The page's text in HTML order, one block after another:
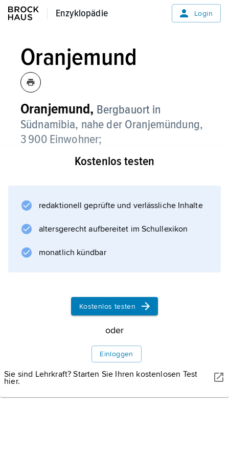
Enzyklopädie
Enzyklopädie Login
Oranjemund
Oranjemund, Bergbauort in
Südnamibia, nahe der Oranjemündung,
3 900 Einwohner;
im Diamantensperrgebiet (1936 gegründet);
Kostenlos testen
redaktionell geprüfte und verlässliche Inhalte
altersgerecht aufbereitet im Schullexikon
monatlich kündbar
Kostenlos testen
oder
Einloggen
Sie sind Lehrkraft? Starten Sie Ihren kostenlosen Test
hier.